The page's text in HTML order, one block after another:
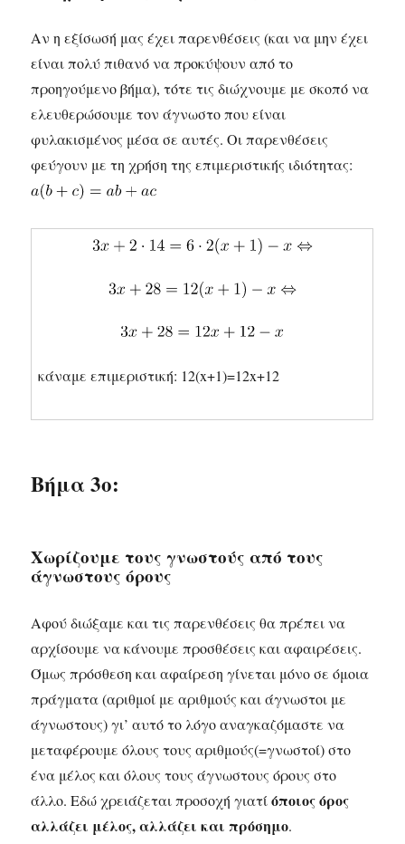
Αν η εξίσωσή μας έχει παρενθέσεις (και να μην έχει
είναι πολύ πιθανό να προκύψουν από το
προηγούμενο βήμα), τότε τις διώχνουμε με σκοπό να
ελευθερώσουμε τον άγνωστο που είναι
φυλακισμένος μέσα σε αυτές. Οι παρενθέσεις
φεύγουν με τη χρήση της επιμεριστικής ιδιότητας:
κάναμε επιμεριστική: 12(x+1)=12x+12
Βήμα 3ο:
Χωρίζουμε τους γνωστούς από τους
άγνωστους όρους
Αφού διώξαμε και τις παρενθέσεις θα πρέπει να
αρχίσουμε να κάνουμε προσθέσεις και αφαιρέσεις.
Όμως πρόσθεση και αφαίρεση γίνεται μόνο σε όμοια
πράγματα (αριθμοί με αριθμούς και άγνωστοι με
άγνωστους) γι’ αυτό το λόγο αναγκαζόμαστε να
μεταφέρουμε όλους τους αριθμούς(=γνωστοί) στο
ένα μέλος και όλους τους άγνωστους όρους στο
άλλο. Εδώ χρειάζεται προσοχή γιατίόποιος όρος
αλλάζει μέλος, αλλάζει και πρόσημο.